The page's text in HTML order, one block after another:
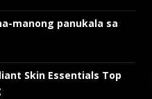
manong panukala sa
Skin Essentials Top